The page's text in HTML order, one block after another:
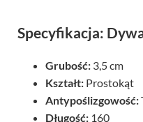
Specyfikacja:
Grubość: 3,5 cm
Kształt: Prostokąt
Antypoślizgowość:
Długość: 160